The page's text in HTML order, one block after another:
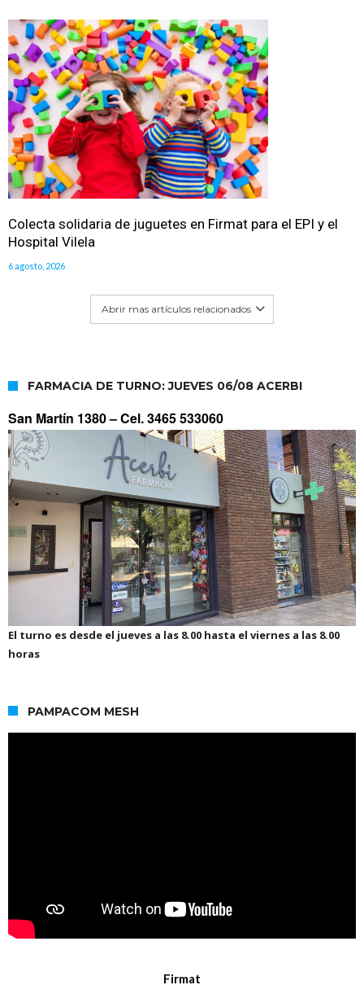
Colecta solidaria de juguetes en Firmat para el EPI y el
Hospital Vilela
6 agosto, 2026
Abrir mas artículos relacionados
FARMACIA DE TURNO: JUEVES 06/08 ACERBI
San Martín 1380 –Cel. 3465 533060
El turno es desde el jueves a las 8.00 hasta el viernes a las 8.00
horas
PAMPACOM MESH
Firmat